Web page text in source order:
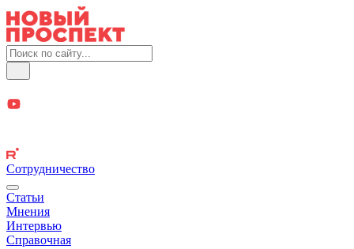
Сотрудничество
Статьи
Мнения
Интервью
Справочная